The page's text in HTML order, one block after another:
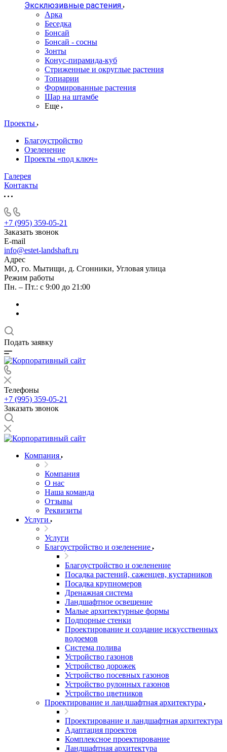
Эксклюзивные растения
Арка
Беседка
Бонсай
Бонсай - сосны
Зонты
Конус-пирамида-куб
Стриженные и округлые растения
Топиарии
Формированные растения
Шар на штамбе
Еще
Проекты
Благоустройство
Озеленение
Проекты «под ключ»
Галерея
Контакты
+7 (995) 359-05-21
Заказать звонок
E-mail
info@estet-landshaft.ru
Адрес
МО, го. Мытищи, д. Сгонники, Угловая улица
Режим работы
Пн. – Пт.: с 9:00 до 21:00
Подать заявку
Телефоны
+7 (995) 359-05-21
Заказать звонок
Компания
Компания
О нас
Наша команда
Отзывы
Реквизиты
Услуги
Услуги
Благоустройство и озеленение
Благоустройство и озеленение
Посадка растений, саженцев, кустарников
Посадка крупномеров
Дренажная система
Ландшафтное освещение
Малые архитектурные формы
Подпорные стенки
Проектирование и создание искусственных
водоемов
Система полива
Устройство газонов
Устройство дорожек
Устройство посевных газонов
Устройство рулонных газонов
Устройство цветников
Проектирование и ландшафтная архитектура
Проектирование и ландшафтная архитектура
Адаптация проектов
Комплексное проектирование
Ландшафтная архитектура